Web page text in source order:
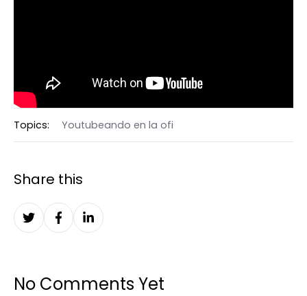
Topics: Youtubeando en la ofi
Share this
Share
on
Share
on
Share
on
No Comments Yet